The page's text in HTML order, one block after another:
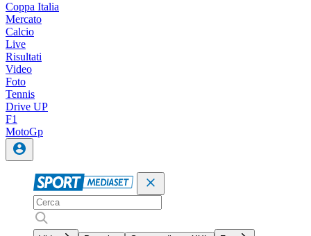
Coppa Italia
Mercato
Calcio
Live
Risultati
Video
Foto
Tennis
Drive UP
F1
MotoGp